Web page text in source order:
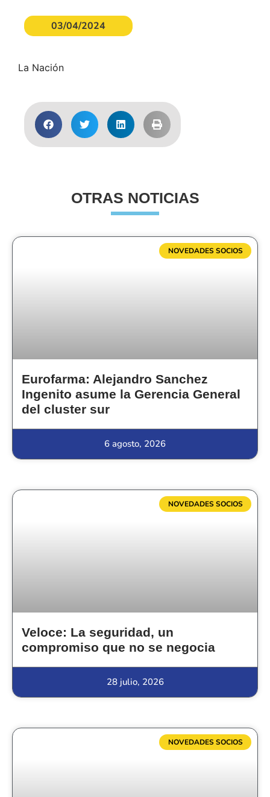
03/04/2024
La Nación
OTRAS NOTICIAS
NOVEDADES SOCIOS
Eurofarma: Alejandro Sanchez
Ingenito asume la Gerencia General
del cluster sur
6 agosto, 2026
NOVEDADES SOCIOS
Veloce: La seguridad, un
compromiso que no se negocia
28 julio, 2026
NOVEDADES SOCIOS